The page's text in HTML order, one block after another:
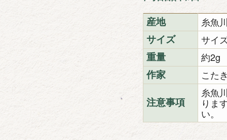
産地 糸魚
サイズ サイ
重量 約2g
作家 こた
注意事項
糸魚
りま
い。